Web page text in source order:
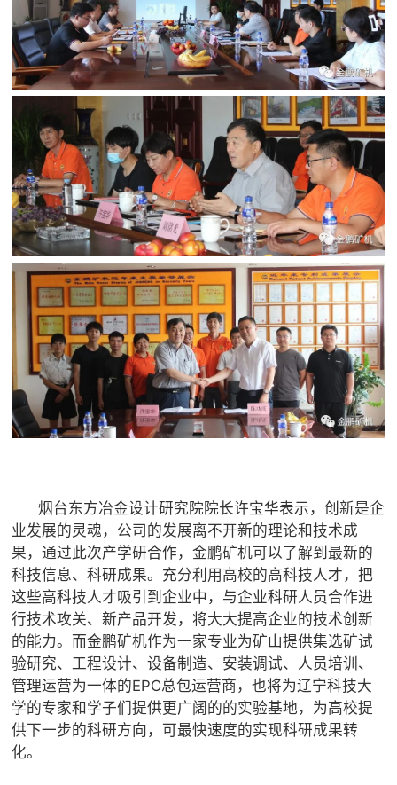
烟台东方冶金设计研究院院长许宝华表示，创新是企
业发展的灵魂，公司的发展离不开新的理论和技术成
果，通过此次产学研合作，金鹏矿机可以了解到最新的
科技信息、科研成果。充分利用高校的高科技人才，把
这些高科技人才吸引到企业中，与企业科研人员合作进
行技术攻关、新产品开发，将大大提高企业的技术创新
的能力。而金鹏矿机作为一家专业为矿山提供集选矿试
验研究、工程设计、设备制造、安装调试、人员培训、
管理运营为一体的EPC总包运营商，也将为辽宁科技大
学的专家和学子们提供更广阔的的实验基地，为高校提
供下一步的科研方向，可最快速度的实现科研成果转
化。